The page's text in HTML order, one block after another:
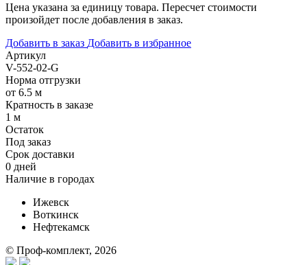
Цена указана за единицу товара. Пересчет стоимости
произойдет после добавления в заказ.
Добавить в заказ Добавить в избранное
Артикул
V-552-02-G
Норма отгрузки
от 6.5 м
Кратность в заказе
1 м
Остаток
Под заказ
Срок доставки
0 дней
Наличие в городах
Ижевск
Воткинск
Нефтекамск
© Проф-комплект, 2026